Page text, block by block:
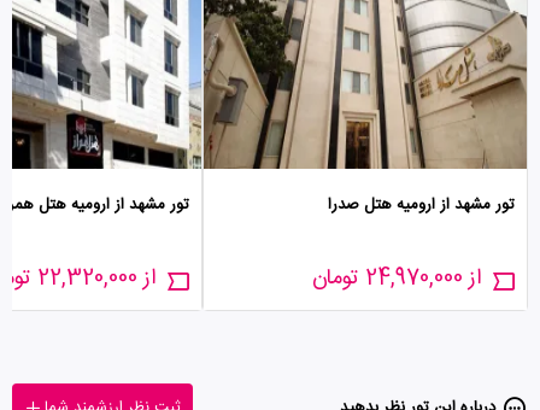
تور مشهد از ارومیه هتل صدرا
از 24,970,000 تومان
تور مشهد از ارومیه هتل همراز
از 22,320,000 تومان